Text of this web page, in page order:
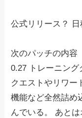
公式リリース？ 日
次のパッチの内容
0.27 トレーニン
クエストやリワー
機能など全然詰め
んでいる。 あとは